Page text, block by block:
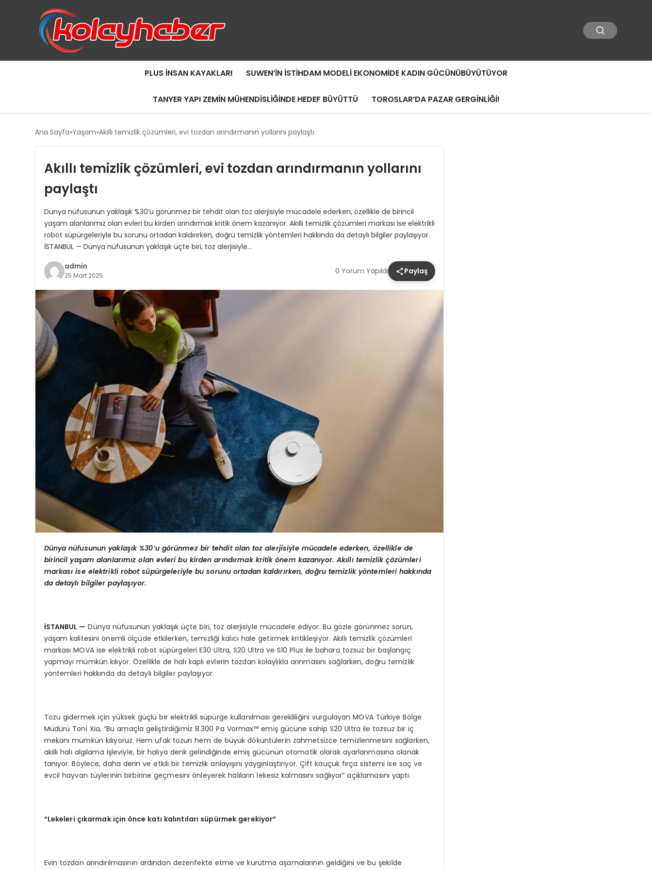
PLUS İNSAN KAYAKLARI SUWEN’IN İSTIHDAM MODELI EKONOMIDE KADIN GÜCÜNÜBÜYÜTÜYOR
TANYER YAPI ZEMIN MÜHENDISLIĞINDE HEDEF BÜYÜTTÜ TOROSLAR’DA PAZAR GERGİNLİĞİ!
Ana Sayfa Yaşam Akıllı temizlik çözümleri, evi tozdan arındırmanın yollarını paylaştı
Akıllı temizlik çözümleri, evi tozdan arındırmanın yollarını
paylaştı
Dünya nüfusunun yaklaşık %30’u görünmez bir tehdit olan toz alerjisiyle mücadele ederken, özellikle de birincil
yaşam alanlarımız olan evleri bu kirden arındırmak kritik önem kazanıyor. Akıllı temizlik çözümleri markası ise elektrikli
robot süpürgeleriyle bu sorunu ortadan kaldırırken, doğru temizlik yöntemleri hakkında da detaylı bilgiler paylaşıyor.
İSTANBUL — Dünya nüfusunun yaklaşık üçte biri, toz alerjisiyle…
admin
25 Mart 2025 0 Yorum Yapıldı Paylaş
Dünya nüfusunun yaklaşık %30’u görünmez bir tehdit olan toz alerjisiyle mücadele ederken, özellikle de
birincil yaşam alanlarımız olan evleri bu kirden arındırmak kritik önem kazanıyor. Akıllı temizlik çözümleri
markası ise elektrikli robot süpürgeleriyle bu sorunu ortadan kaldırırken, doğru temizlik yöntemleri hakkında
da detaylı bilgiler paylaşıyor.
İSTANBUL — Dünya nüfusunun yaklaşık üçte biri, toz alerjisiyle mücadele ediyor. Bu gözle görünmez sorun,
yaşam kalitesini önemli ölçüde etkilerken, temizliği kalıcı hale getirmek kritikleşiyor. Akıllı temizlik çözümleri
markası MOVA ise elektrikli robot süpürgeleri E30 Ultra, S20 Ultra ve S10 Plus ile bahara tozsuz bir başlangıç
yapmayı mümkün kılıyor. Özellikle de halı kaplı evlerin tozdan kolaylıkla arınmasını sağlarken, doğru temizlik
yöntemleri hakkında da detaylı bilgiler paylaşıyor.
Tozu gidermek için yüksek güçlü bir elektrikli süpürge kullanılması gerekliliğini vurgulayan MOVA Türkiye Bölge
Müdürü Toni Xia, “Bu amaçla geliştirdiğimiz 8.300 Pa Vormax™ emiş gücüne sahip S20 Ultra ile tozsuz bir iç
mekanı mümkün kılıyoruz. Hem ufak tozun hem de büyük döküntülerin zahmetsizce temizlenmesini sağlarken,
akıllı halı algılama işleviyle, bir halıya denk gelindiğinde emiş gücünün otomatik olarak ayarlanmasına olanak
tanıyor. Böylece, daha derin ve etkili bir temizlik anlayışını yaygınlaştırıyor. Çift kauçuk fırça sistemi ise saç ve
evcil hayvan tüylerinin birbirine geçmesini önleyerek halıların lekesiz kalmasını sağlıyor” açıklamasını yaptı.
“Lekeleri çıkarmak için önce katı kalıntıları süpürmek gerekiyor”
Evin tozdan arındırılmasının ardından dezenfekte etme ve kurutma aşamalarının geldiğini ve bu şekilde